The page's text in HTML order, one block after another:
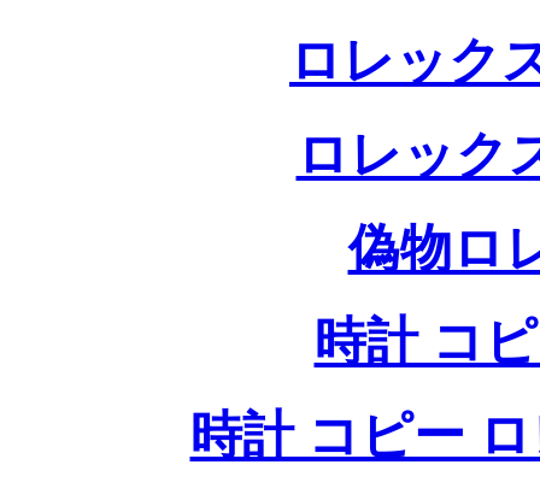
ロレック
ロレック
偽物ロ
時計 コ
時計 コピー